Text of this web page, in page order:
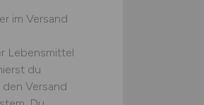
im Versand
Lebensmittel
du
Versand